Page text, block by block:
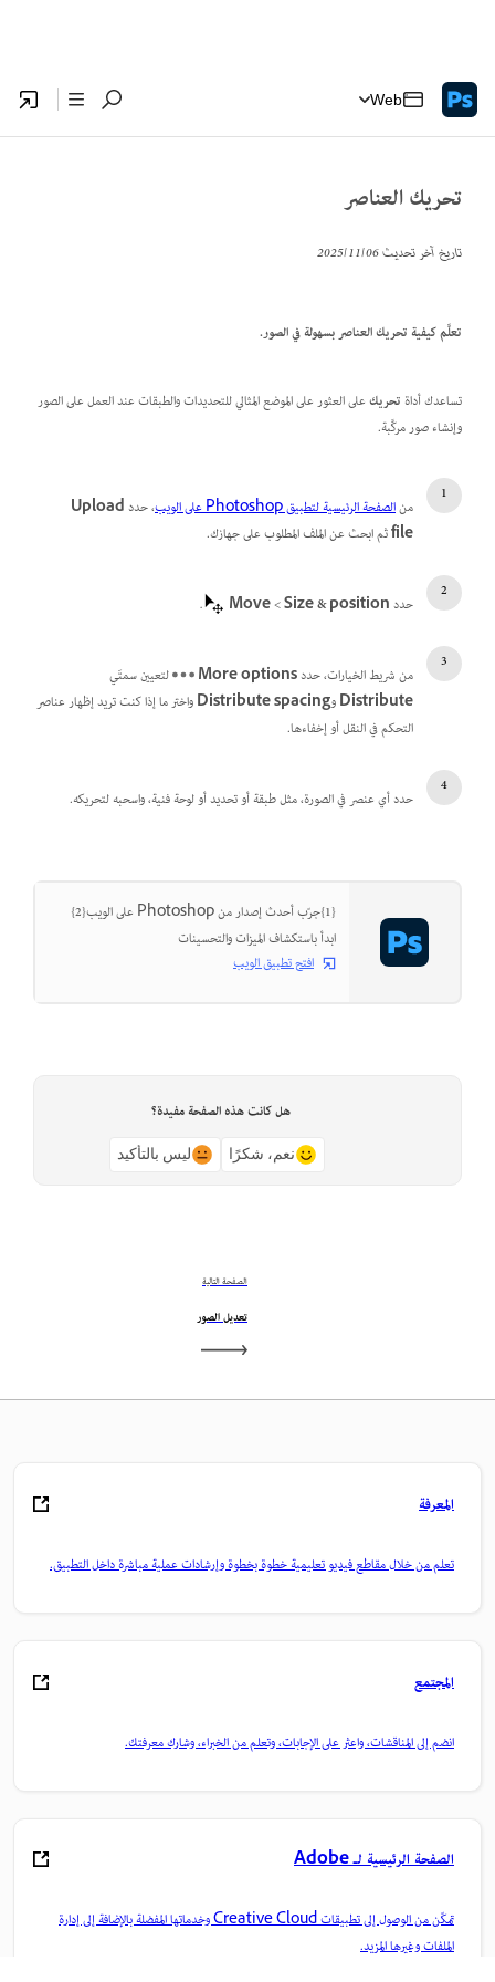
Web
تحريك العناصر
تاريخ آخر تحديث06‏/11‏/2025
تعلَّم كيفية تحريك العناصر بسهولة في الصور.
تساعدك أداة تحريكعلى العثور على الموضع المثالي للتحديدات والطبقات عند العمل على الصور
وإنشاء صور مركَّبة.
منالصفحة الرئيسية لتطبيق Photoshop على الويب ، حددUpload
fileثم ابحث عن الملف المطلوب على جهازك.
حددSize & position
‏>
Move
.
من شريط الخيارات، حددMore options
لتعيين سمتَي
DistributeوDistribute spacingواختر ما إذا كنت تريد إظهار عناصر
التحكم في النقل أو إخفاءها.
حدد أي عنصر في الصورة، مثل طبقة أو تحديد أو لوحة فنية، واسحبه لتحريكه.
{1}جرّب أحدث إصدار من Photoshop على الويب{2}
ابدأ باستكشاف الميزات والتحسينات
افتح تطبيق الويب
هل كانت هذه الصفحة مفيدة؟
نعم، شكرًا ليس بالتأكيد
الصفحة التالية
تعديل الصور
المعرفة
تعلم من خلال مقاطع فيديو تعليمية خطوة بخطوة وإرشادات عملية مباشرة داخل التطبيق.
المجتمع
انضم إلى المناقشات، واعثر على الإجابات، وتعلم من الخبراء، وشارك معرفتك.
الصفحة الرئيسية لـ Adobe
تمكّن من الوصول إلى تطبيقات Creative Cloud وخدماتها المفضلة بالإضافة إلى إدارة
الملفات وغيرها المزيد.